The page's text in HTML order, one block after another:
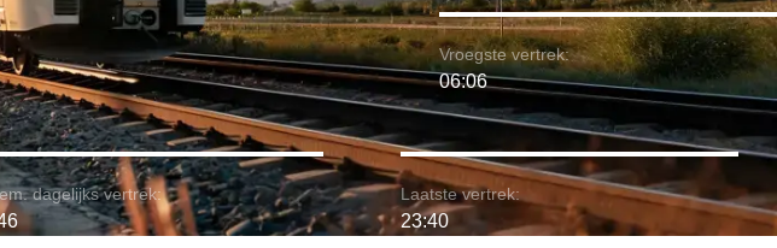
Vroegste vertrek:
06:06
dagelijks vertrek: Laatste vertrek:
23:40